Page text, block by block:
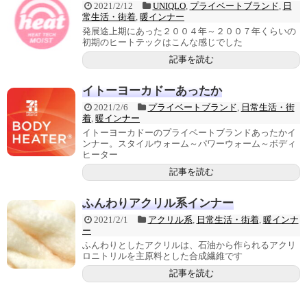
2021/2/12 UNIQLO, プライベートブランド, 日
常生活・街着, 暖インナー
発展途上期にあった２００４年～２００７年くらいの
初期のヒートテックはこんな感じでした
記事を読む
イトーヨーカドーあったか
2021/2/6 プライベートブランド, 日常生活・街
着, 暖インナー
イトーヨーカドーのプライベートブランドあったかイ
ンナー。スタイルウォーム～パワーウォーム～ボディ
ヒーター
記事を読む
ふんわりアクリル系インナー
2021/2/1 アクリル系, 日常生活・街着, 暖インナ
ー
ふんわりとしたアクリルは、石油から作られるアクリ
ロニトリルを主原料とした合成繊維です
記事を読む